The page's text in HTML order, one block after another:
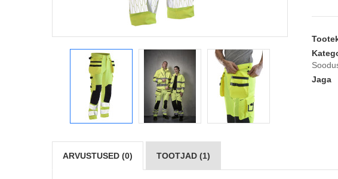
Jaga
ARVUSTUSED (0) TOOTJAD (1)